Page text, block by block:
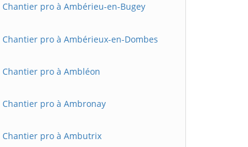
Chantier pro à Ambérieu-en-Bugey
Chantier pro à Ambérieux-en-Dombes
Chantier pro à Ambléon
Chantier pro à Ambronay
Chantier pro à Ambutrix